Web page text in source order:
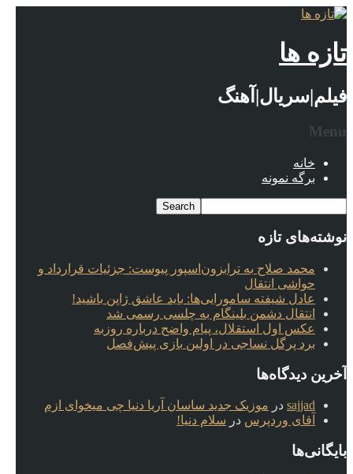
تازه ها
فیلم|سریال|آهنگ
Menu
خانه
برگه نمونه
نوشته‌های تازه
محمد صلاح به ترابزون‌اسپور پیوست: جزئیات قرارداد و
حواشی انتقال
عادل شیفته سامورایی‌ها: باید عاشق ژاپن باشید!
انتقال دشمن بلینگام به چلسی رسمی شد
عکس اول استقلال، پیام واضح درباره روزبه
برد پرگل نساجی در اولین بازی پیش‌فصل
آخرین دیدگاه‌ها
sajjad در موزیک جدید ساسان آریا دنیا چی میخوای ازم
آقای وردپرس در سلام دنیا!
بایگانی‌ها